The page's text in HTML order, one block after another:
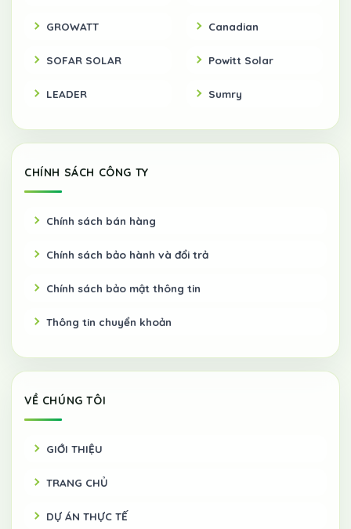
GROWATT
SOFAR SOLAR
LEADER
Canadian
Powitt Solar
Sumry
CHÍNH SÁCH CÔNG TY
Chính sách bán hàng
Chính sách bảo hành và đổi trả
Chính sách bảo mật thông tin
Thông tin chuyển khoản
VỀ CHÚNG TÔI
GIỚI THIỆU
TRANG CHỦ
DỰ ÁN THỰC TẾ